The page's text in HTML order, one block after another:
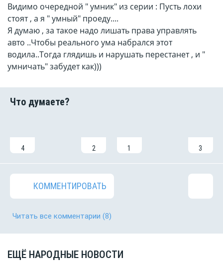
Видимо очередной " умник" из серии : Пусть лохи
стоят , а я " умный" проеду....
Я думаю , за такое надо лишать права управлять
авто ..Чтобы реального ума набрался этот
водила..Тогда глядишь и нарушать перестанет , и "
умничать" забудет как)))
4 2 1 3
КОММЕНТИРОВАТЬ
Читать все комментарии (8)
ЕЩЁ НАРОДНЫЕ НОВОСТИ